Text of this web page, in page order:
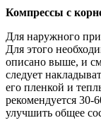
Компрессы с
Для наружного
Для этого
описано выше, и
следует
его пленкой и
рекомендуется
улучшить общее